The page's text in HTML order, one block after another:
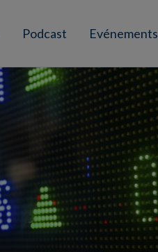
Podcast Evénements